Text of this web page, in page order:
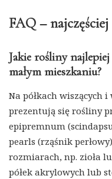
FAQ –
Jakie rośliny
małym mieszkaniu?
Na półkach wiszących
prezentują się rośliny
epipremnum
pearls (rząśnik
rozmiarach, np. zioła
półek akrylowych lub